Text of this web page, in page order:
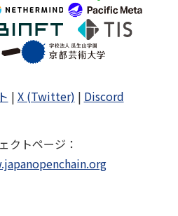
| X (Twitter) | Discord
クトページ ：